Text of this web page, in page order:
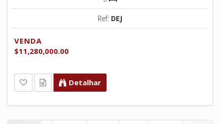
Ref: DEJ
VENDA
$11,280,000.00
Detalhar